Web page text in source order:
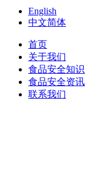
English
中文简体
首页
关于我们
食品安全知识
食品安全资讯
联系我们